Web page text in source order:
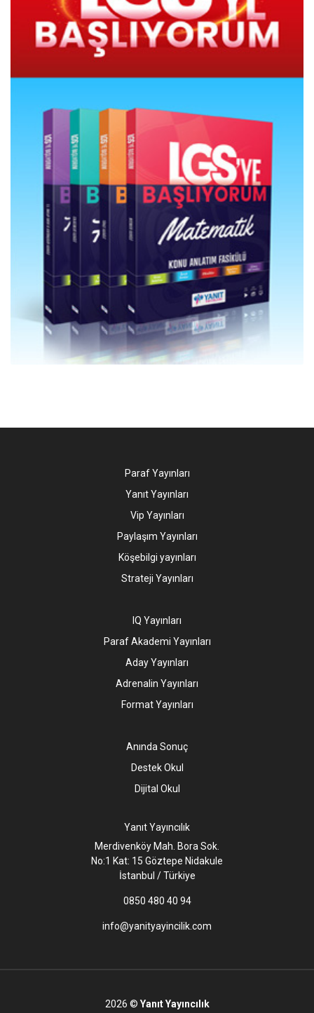
Paraf Yayınları
Yanıt Yayınları
Vip Yayınları
Paylaşım Yayınları
Köşebilgi yayınları
Strateji Yayınları
IQ Yayınları
Paraf Akademi Yayınları
Aday Yayınları
Adrenalin Yayınları
Format Yayınları
Anında Sonuç
Destek Okul
Dijital Okul
Yanıt Yayıncılık
Merdivenköy Mah. Bora Sok.
No:1 Kat: 15 Göztepe Nidakule
İstanbul / Türkiye
0850 480 40 94
info@yanityayincilik.com
2026 © Yanıt Yayıncılık